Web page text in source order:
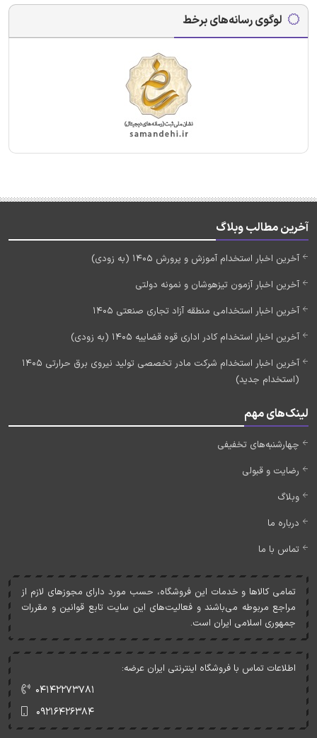
لوگوی رسانه‌های برخط
آخرین مطالب وبلاگ
آخرین اخبار استخدام آموزش و پرورش 1405 (به زودی)
آخرین اخبار آزمون تیزهوشان و نمونه دولتی
آخرین اخبار استخدامی منطقه آزاد تجاری صنعتی 1405
آخرین اخبار استخدام کادر اداری قوه قضاییه 1405 (به زودی)
آخرین اخبار استخدام شرکت مادر تخصصی تولید نیروی برق حرارتی 1405
(استخدام جدید)
لینک‌های مهم
چهارشنبه‌های تخفیفی
رضایت و قبولی
وبلاگ
درباره ما
تماس با ما
تمامی کالاها و خدمات اين فروشگاه، حسب مورد دارای مجوزهای لازم از
مراجع مربوطه می‌باشند و فعاليت‌های اين سايت تابع قوانين و مقررات
جمهوری اسلامی ايران است.
اطلاعات تماس با فروشگاه اینترنتی ایران عرضه:
۰۴۱۴۲۲۷۳۷۸۱
۰۹۲۱۶۴۲۶۳۸۴